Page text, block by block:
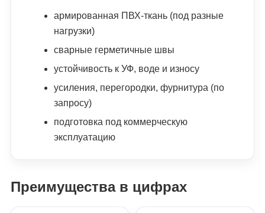
армированная ПВХ-ткань (под разные
нагрузки)
сварные герметичные швы
устойчивость к УФ, воде и износу
усиления, перегородки, фурнитура (по
запросу)
подготовка под коммерческую
эксплуатацию
Преимущества в цифрах